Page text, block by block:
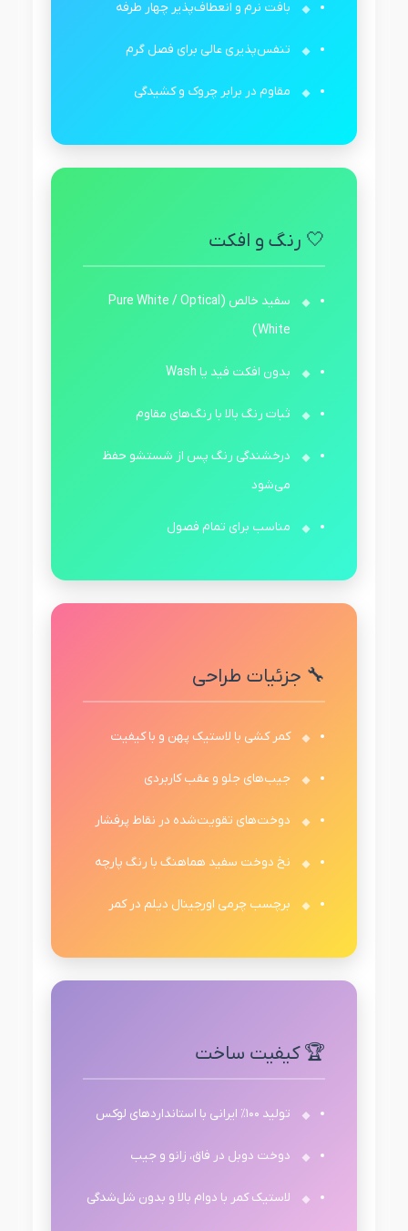
بافت نرم و انعطاف‌پذیر چهار طرفه
تنفس‌پذیری عالی برای فصل گرم
مقاوم در برابر چروک و کشیدگی
🤍 رنگ و افکت
سفید خالص (Pure White / Optical
White)
بدون افکت فید یا Wash
ثبات رنگ بالا با رنگ‌های مقاوم
درخشندگی رنگ پس از شستشو حفظ
می‌شود
مناسب برای تمام فصول
🔧 جزئیات طراحی
کمر کشی با لاستیک پهن و با کیفیت
جیب‌های جلو و عقب کاربردی
دوخت‌های تقویت‌شده در نقاط پرفشار
نخ دوخت سفید هماهنگ با رنگ پارچه
برچسب چرمی اورجینال دیلم در کمر
🏆 کیفیت ساخت
تولید ۱۰۰٪ ایرانی با استانداردهای لوکس
دوخت دوبل در فاق، زانو و جیب
لاستیک کمر با دوام بالا و بدون شل‌شدگی